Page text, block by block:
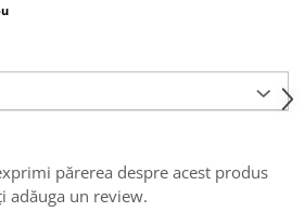
părerea despre acest produs
adăuga un review.